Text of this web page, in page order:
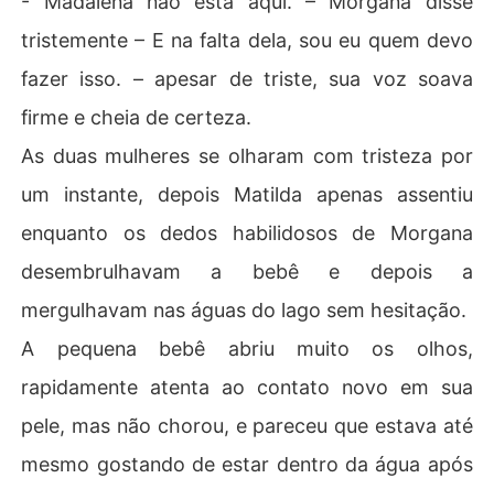
tristemente – E na falta dela, sou eu quem devo
fazer isso. – apesar de triste, sua voz soava
firme e cheia de certeza.
As duas mulheres se olharam com tristeza por
um instante, depois Matilda apenas assentiu
enquanto os dedos habilidosos de Morgana
desembrulhavam a bebê e depois a
mergulhavam nas águas do lago sem hesitação.
A pequena bebê abriu muito os olhos,
rapidamente atenta ao contato novo em sua
pele, mas não chorou, e pareceu que estava até
mesmo gostando de estar dentro da água após